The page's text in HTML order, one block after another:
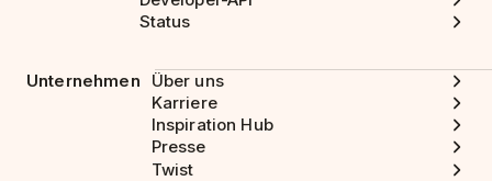
Status
Unternehmen
Über uns
Karriere
Inspiration Hub
Presse
Twist